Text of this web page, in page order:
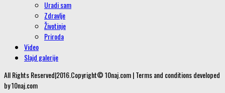
Uradi sam
Zdravlje
Životinje
Priroda
Video
Slajd galerije
All Rights Reserved|2016.Copyright© 10naj.com | Terms and conditions developed
by 10naj.com